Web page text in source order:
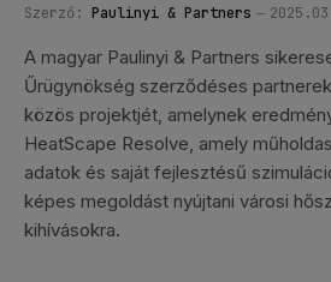
Szerző: Paulinyi & Partners
A magyar Paulinyi & Partners
Űrügynökség szerződéses
közös projektjét, amelynek
HeatScape Resolve, amely
adatok és saját fejlesztésű
képes megoldást nyújtani városi
kihívásokra.